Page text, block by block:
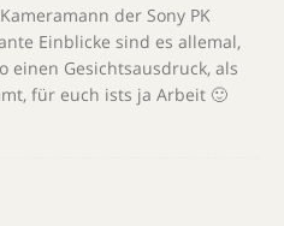
der Sony PK
Einblicke sind es allemal,
einen Gesichtsausdruck, als
für euch ists ja Arbeit 🙂